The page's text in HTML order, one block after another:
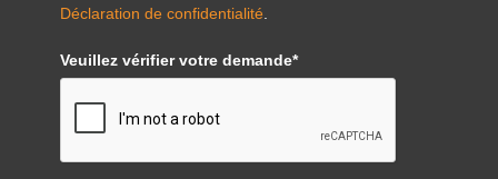
Déclaration de confidentialité.
Veuillez vérifier votre demande*